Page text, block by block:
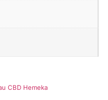
CBD Hemeka